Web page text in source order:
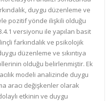
duygu düzenleme ve
pozitif yönde ilişkili olduğu
versiyonu ile yapılan basit
farkındalık ve psikolojik
düzenleme ve sıkıntıya
olduğu belirlenmiştir. Ek
modeli analizinde duygu
aracı değişkenler olarak
etkinin ve duygu